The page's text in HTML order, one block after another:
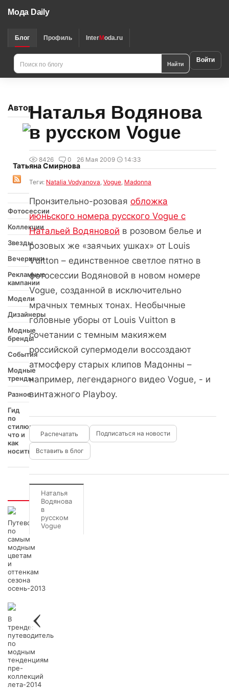
Мода Daily
Блог Профиль InterModa.ru
Найти Войти
Автор
Татьяна Смирнова
Фотосессии
Коллекции
Звезды
Вечеринки
Рекламные
кампании
Модели
Дизайнеры
Модные
бренды
События
Модные
тренды
Разное
Гид
по
стилю:
что и
как
носить
Интересно
Путеводитель
по
самым
модным
цветам
и
оттенкам
сезона
осень-2013
В
тренде:
путеводитель
по
модным
тенденциям
пре-
коллекций
лета-2014
Наталья Водянова
в русском Vogue
8426 0 26 Мая 2009 14:33
Теги: Natalia Vodyanova,Vogue, Madonna
Пронзительно-розоваяобложка
июньского номера русского Vogue с
Натальей Водяновой в розовом белье и
розовых же «заячьих ушках» от Louis
Vuitton – единственное светлое пятно в
фотосессии Водяновой в новом номере
Vogue, созданной в исключительно
мрачных темных тонах. Необычные
головные уборы от Louis Vuitton в
сочетании с темным макияжем
российской супермодели воссоздают
атмосферу старых клипов Мадонны –
например, легендарного видео Vogue, - и
винтажного Playboy.
Подписаться на новости
Вставить в блог
Наталья
Водянова
в
русском
Vogue